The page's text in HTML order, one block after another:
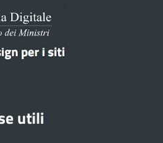
utili